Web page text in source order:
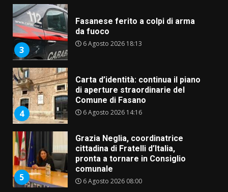
3
Fasanese ferito a colpi di arma
da fuoco
6 Agosto 2026 18:13
4
Carta d’identità: continua il piano
di aperture straordinarie del
Comune di Fasano
6 Agosto 2026 14:16
5
Grazia Neglia, coordinatrice
cittadina di Fratelli d’Italia,
pronta a tornare in Consiglio
comunale
6 Agosto 2026 08:00